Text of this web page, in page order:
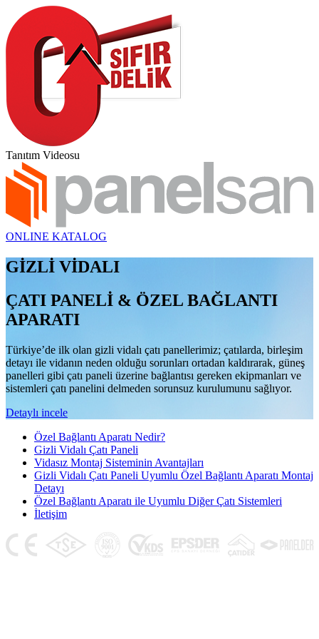
Tanıtım Videosu
ONLINE KATALOG
GİZLİ VİDALI
ÇATI PANELİ & ÖZEL BAĞLANTI
APARATI
Türkiye’de ilk olan gizli vidalı çatı panellerimiz; çatılarda, birleşim
detayı ile vidanın neden olduğu sorunları ortadan kaldırarak, güneş
panelleri gibi çatı paneli üzerine bağlantısı gereken ekipmanları ve
sistemleri çatı panelini delmeden sorunsuz kurulumunu sağlıyor.
Detaylı incele
Özel Bağlantı Aparatı Nedir?
Gizli Vidalı Çatı Paneli
Vidasız Montaj Sisteminin Avantajları
Gizli Vidalı Çatı Paneli Uyumlu Özel Bağlantı Aparatı Montaj
Detayı
Özel Bağlantı Aparatı ile Uyumlu Diğer Çatı Sistemleri
İletişim